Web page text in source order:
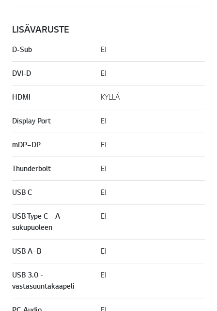
LISÄVARUSTE
D-Sub EI
DVI-D EI
HDMI KYLLÄ
Display Port EI
mDP–DP EI
Thunderbolt EI
USB C EI
USB Type C - A-
sukupuoleen
EI
USB A–B EI
USB 3.0 -
vastasuuntakaapeli
EI